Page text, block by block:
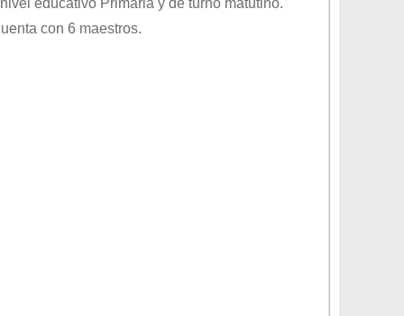
educativo Primaria y de turno matutino.
con 6 maestros.